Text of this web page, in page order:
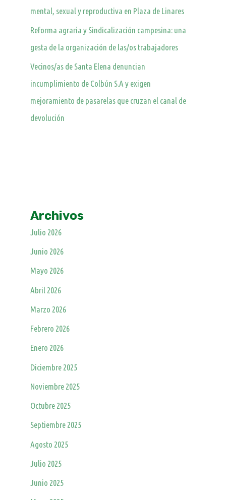
mental, sexual y reproductiva en Plaza de Linares
Reforma agraria y Sindicalización campesina: una
gesta de la organización de las/os trabajadores
Vecinos/as de Santa Elena denuncian
incumplimiento de Colbún S.A y exigen
mejoramiento de pasarelas que cruzan el canal de
devolución
Archivos
Julio 2026
Junio 2026
Mayo 2026
Abril 2026
Marzo 2026
Febrero 2026
Enero 2026
Diciembre 2025
Noviembre 2025
Octubre 2025
Septiembre 2025
Agosto 2025
Julio 2025
Junio 2025